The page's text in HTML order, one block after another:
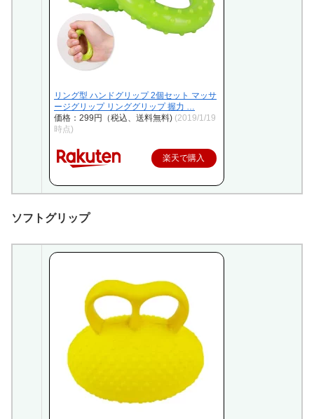
リング型 ハンドグリップ 2個セット マッサ
ージグリップ リンググリップ 握力 …
価格：299円（税込、送料無料) (2019/1/19
時点)
楽天で購入
ソフトグリップ